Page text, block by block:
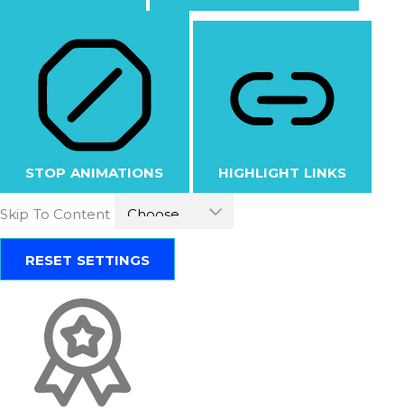
STOP ANIMATIONS HIGHLIGHT LINKS
Skip To Content
RESET SETTINGS